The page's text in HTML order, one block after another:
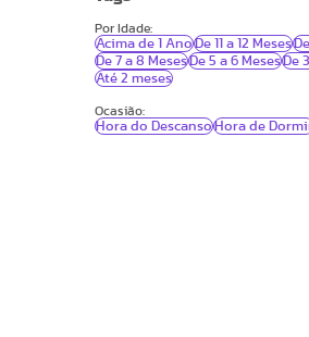
Por Idade:
Acima de 1 AnoDe 11 a 12 Meses
De 7 a 8 MesesDe 5 a 6 MesesDe
Até 2 meses
Ocasião:
Hora do DescansoHora de